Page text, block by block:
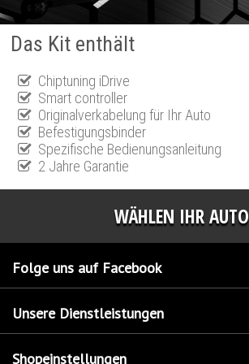
Das Kit enthält
Chiptuning iDrive
Smart controller
Originalverkabelung für Ihr Auto
Befestigungsbinder
Spezifische Bedienungsanleitung
2 Jahre Garantie
WÄHLEN IHR AUTO
Folge uns auf Facebook
Unsere Dienstleistungen
Shopeinstellungen